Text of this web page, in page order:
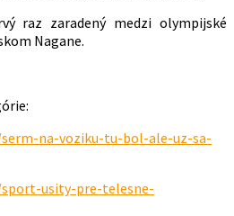
raz zaradený medzi olympijské
Nagane.
na-voziku-tu-bol-ale-uz-sa-
usity-pre-telesne-